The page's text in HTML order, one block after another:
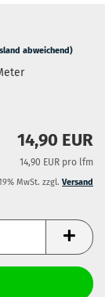
abweichend)
14,90 EUR
14,90 EUR pro lfm
MwSt. zzgl. Versand